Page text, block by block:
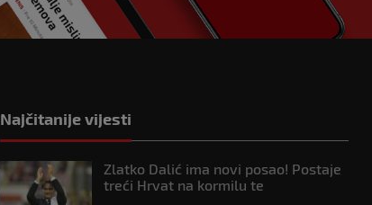
Najčitanije vijesti
Zlatko Dalić ima novi posao! Postaje
treći Hrvat na kormilu te